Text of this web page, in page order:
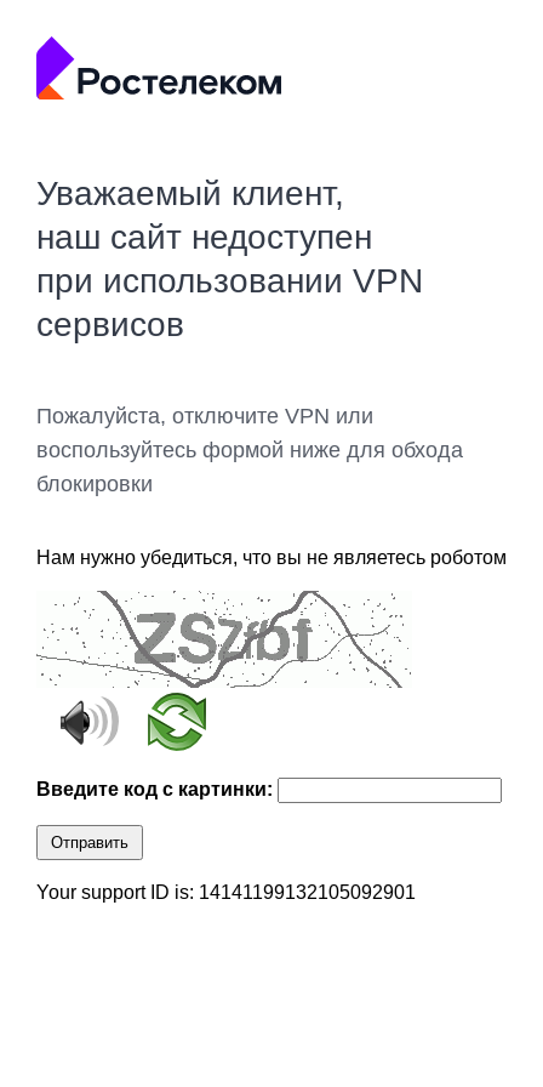
Уважаемый клиент,
наш сайт недоступен
при использовании VPN
сервисов
Пожалуйста, отключите VPN или
воспользуйтесь формой ниже для обхода
блокировки
Нам нужно убедиться, что вы не являетесь роботом
Введите код с картинки:
Отправить
Your support ID is: 14141199132105092901